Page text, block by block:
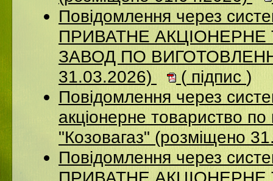
Повідомлення через
ПРИВАТНЕ
ЗАВОД ПО
31.03.2026)
( підпис )
Повідомлення через
акціонерне товариство по
"Козовагаз" (розміщено
Повідомлення через